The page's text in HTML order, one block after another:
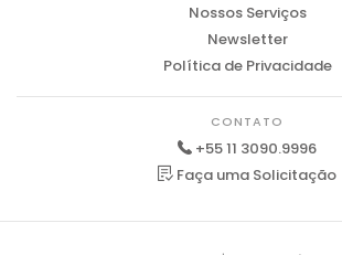
Nossos Serviços
Newsletter
Política de Privacidade
CONTATO
+55 11 3090.9996
Faça uma Solicitação